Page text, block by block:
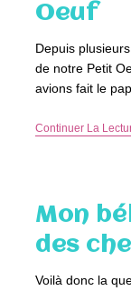
Oeuf
Depuis
de notre Petit
avions fait le
Continuer La
Mon
des
Voilà donc la